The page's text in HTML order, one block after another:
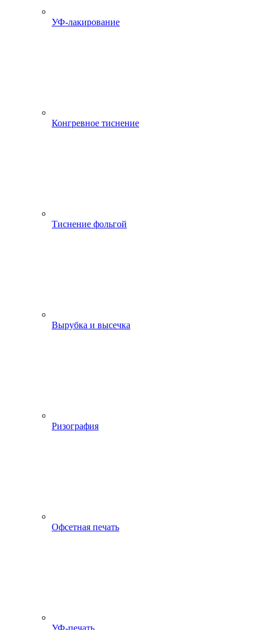
УФ-лакирование
Конгревное тиснение
Тиснение фольгой
Вырубка и высечка
Ризография
Офсетная печать
УФ-печать